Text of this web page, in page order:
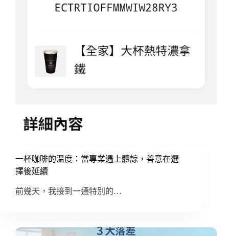
一杯咖啡的温度：當專業遇上體諒，善意在選
擇後延續
前幾天，我接到一通特別的…